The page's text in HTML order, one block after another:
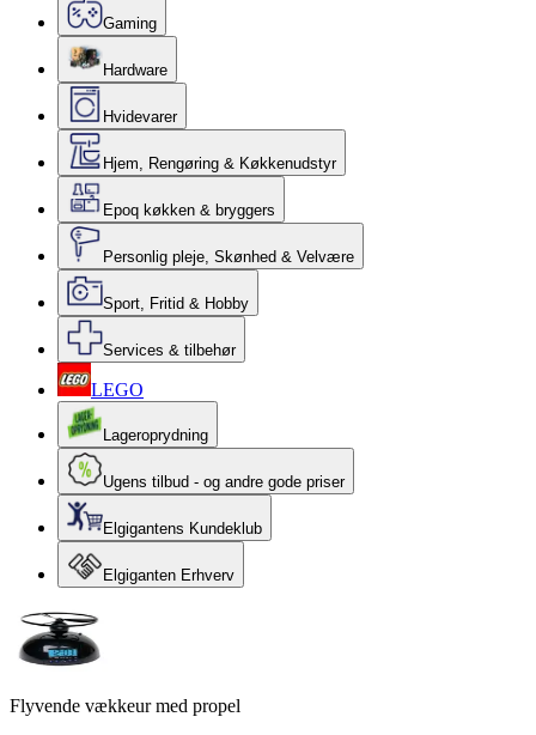
Gaming
Hardware
Hvidevarer
Hjem, Rengøring & Køkkenudstyr
Epoq køkken & bryggers
Personlig pleje, Skønhed & Velvære
Sport, Fritid & Hobby
Services & tilbehør
LEGO
Lageroprydning
Ugens tilbud - og andre gode priser
Elgigantens Kundeklub
Elgiganten Erhverv
Flyvende vækkeur med propel